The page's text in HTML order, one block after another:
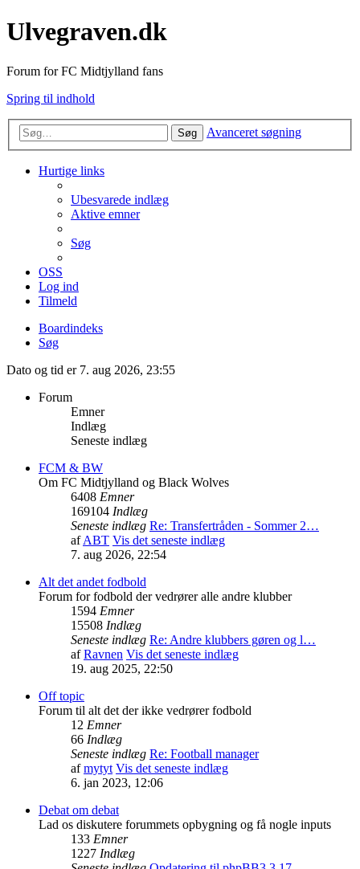
Ulvegraven.dk
Forum for FC Midtjylland fans
Spring til indhold
Søg Avanceret søgning
Hurtige links
Ubesvarede indlæg
Aktive emner
Søg
OSS
Log ind
Tilmeld
Boardindeks
Søg
Dato og tid er 7. aug 2026, 23:55
Forum
Emner
Indlæg
Seneste indlæg
FCM & BW
Om FC Midtjylland og Black Wolves
6408 Emner
169104 Indlæg
Seneste indlæg Re: Transfertråden - Sommer 2…
afABT Vis det seneste indlæg
7. aug 2026, 22:54
Alt det andet fodbold
Forum for fodbold der vedrører alle andre klubber
1594 Emner
15508 Indlæg
Seneste indlæg Re: Andre klubbers gøren og l…
afRavnen Vis det seneste indlæg
19. aug 2025, 22:50
Off topic
Forum til alt det der ikke vedrører fodbold
12 Emner
66 Indlæg
Seneste indlæg Re: Football manager
afmytyt Vis det seneste indlæg
6. jan 2023, 12:06
Debat om debat
Lad os diskutere forummets opbygning og få nogle inputs
133 Emner
1227 Indlæg